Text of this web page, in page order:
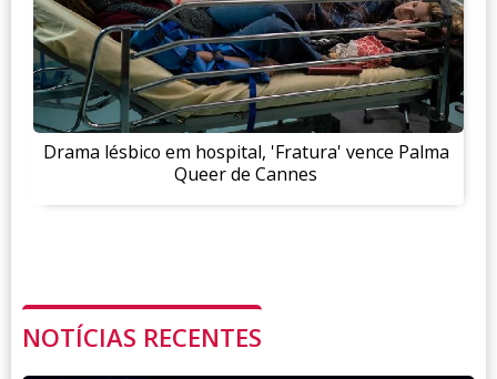
Drama lésbico em hospital, 'Fratura' vence Palma
Queer de Cannes
NOTÍCIAS RECENTES